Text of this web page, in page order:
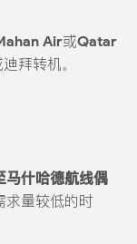
Air或Qatar
拜转机。
马什哈德航线偶
求量较低的时